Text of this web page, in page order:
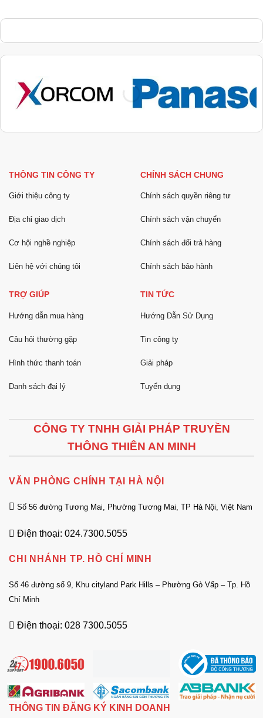
THÔNG TIN CÔNG TY
Giới thiệu công ty
Địa chỉ giao dịch
Cơ hội nghề nghiệp
Liên hệ với chúng tôi
CHÍNH SÁCH CHUNG
Chính sách quyền riêng tư
Chính sách vận chuyển
Chính sách đổi trả hàng
Chính sách bảo hành
TRỢ GIÚP
Hướng dẫn mua hàng
Câu hỏi thường gặp
Hình thức thanh toán
Danh sách đại lý
TIN TỨC
Hướng Dẫn Sử Dụng
Tin công ty
Giải pháp
Tuyển dụng
CÔNG TY TNHH GIẢI PHÁP TRUYỀN
THÔNG THIÊN AN MINH
VĂN PHÒNG CHÍNH TẠI HÀ NỘI
Số 56 đường Tương Mai, Phường Tương Mai, TP Hà Nội, Việt Nam
Điện thoại: 024.7300.5055
CHI NHÁNH TP. HỒ CHÍ MINH
Số 46 đường số 9, Khu cityland Park Hills – Phường Gò Vấp – Tp. Hồ
Chí Minh
Điện thoại: 028 7300.5055
THÔNG TIN ĐĂNG KÝ KINH DOANH